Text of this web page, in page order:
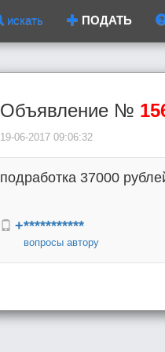
искать ПОДАТЬ
Объявление №
19-06-2017 09:06:32
подработка 37000
+***********
вопросы автору